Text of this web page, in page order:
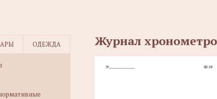
ОДЕЖДА Журнал